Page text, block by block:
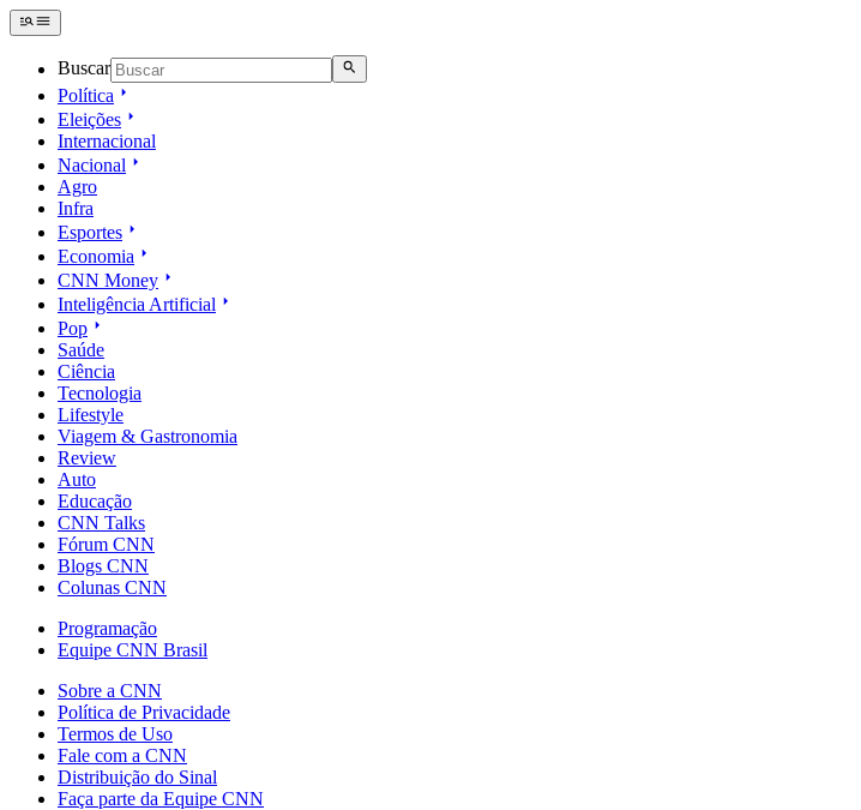
Buscar
Política
Eleições
Internacional
Nacional
Agro
Infra
Esportes
Economia
CNN Money
Inteligência Artificial
Pop
Saúde
Ciência
Tecnologia
Lifestyle
Viagem & Gastronomia
Review
Auto
Educação
CNN Talks
Fórum CNN
Blogs CNN
Colunas CNN
Programação
Equipe CNN Brasil
Sobre a CNN
Política de Privacidade
Termos de Uso
Fale com a CNN
Distribuição do Sinal
Faça parte da Equipe CNN